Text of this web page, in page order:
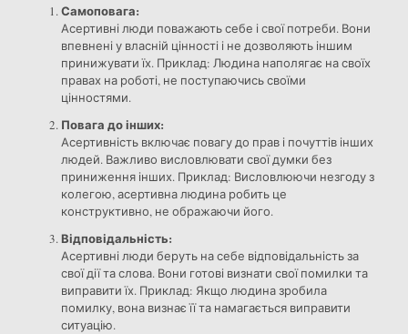
Самоповага:
Асертивні люди поважають себе і свої потреби. Вони
впевнені у власній цінності і не дозволяють іншим
принижувати їх. Приклад: Людина наполягає на своїх
правах на роботі, не поступаючись своїми
цінностями.
Повага до інших:
Асертивність включає повагу до прав і почуттів інших
людей. Важливо висловлювати свої думки без
приниження інших. Приклад: Висловлюючи незгоду з
колегою, асертивна людина робить це
конструктивно, не ображаючи його.
Відповідальність:
Асертивні люди беруть на себе відповідальність за
свої дії та слова. Вони готові визнати свої помилки та
виправити їх. Приклад: Якщо людина зробила
помилку, вона визнає її та намагається виправити
ситуацію.